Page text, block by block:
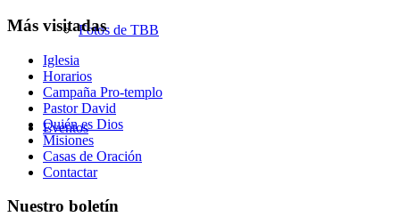
Fotos de TBB
Eventos
Más visitadas
Iglesia
Horarios
Campaña Pro-templo
Pastor David
Quién es Dios
Misiones
Casas de Oración
Contactar
Nuestro boletín